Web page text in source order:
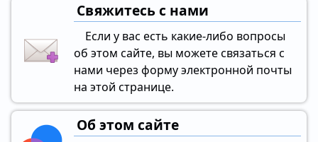
Свяжитесь с нами
Если у вас есть какие-либо вопросы
об этом сайте, вы можете связаться с
нами через форму электронной почты
на этой странице.
Об этом сайте